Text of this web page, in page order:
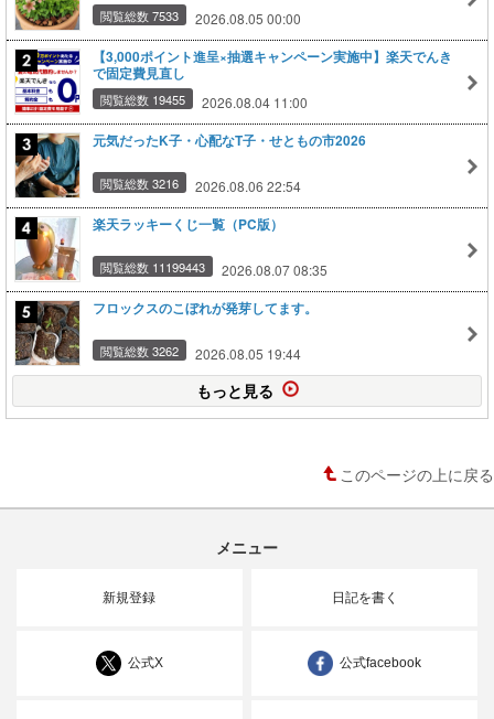
閲覧総数 7533 2026.08.05 00:00
【3,000ポイント進呈×抽選キャンペーン実施中】楽天でんき
で固定費見直し
閲覧総数 19455 2026.08.04 11:00
元気だったK子・心配なT子・せともの市2026
閲覧総数 3216 2026.08.06 22:54
楽天ラッキーくじ一覧（PC版）
閲覧総数 11199443 2026.08.07 08:35
フロックスのこぼれが発芽してます。
閲覧総数 3262 2026.08.05 19:44
もっと見る
このページの上に戻る
メニュー
新規登録 日記を書く
公式X 公式facebook